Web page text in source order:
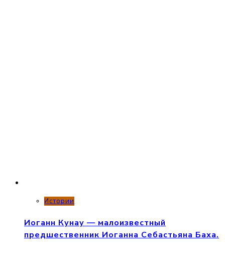
Истории
Иоганн Кунау — малоизвестный
предшественник Иоганна Себастьяна Баха.